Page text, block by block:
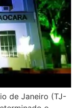
de Janeiro (TJ-